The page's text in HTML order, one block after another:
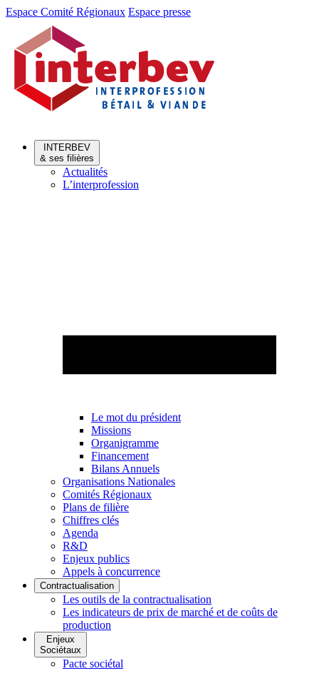
Aller
Aller
contenu
Espace Comité Régionaux Espace presse
INTERBEV
& ses filières
Actualités
L’interprofession
Le mot du président
Missions
Organigramme
Financement
Bilans Annuels
Organisations Nationales
Comités Régionaux
Plans de filière
Chiffres clés
Agenda
R&D
Enjeux publics
Appels à concurrence
Contractualisation
Les outils de la contractualisation
Les indicateurs de prix de marché et de coûts de
production
Enjeux
Sociétaux
Pacte sociétal